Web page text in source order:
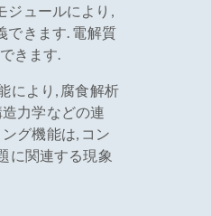
ュールにより,
できます. 電解質
きます.
により, 腐食解析
力学などの連
グ機能は, コン
に関連する現象